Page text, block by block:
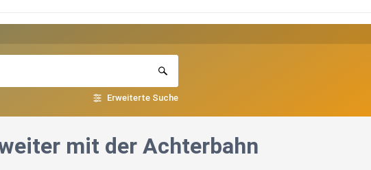
Erweiterte Suche
mit der Achterbahn